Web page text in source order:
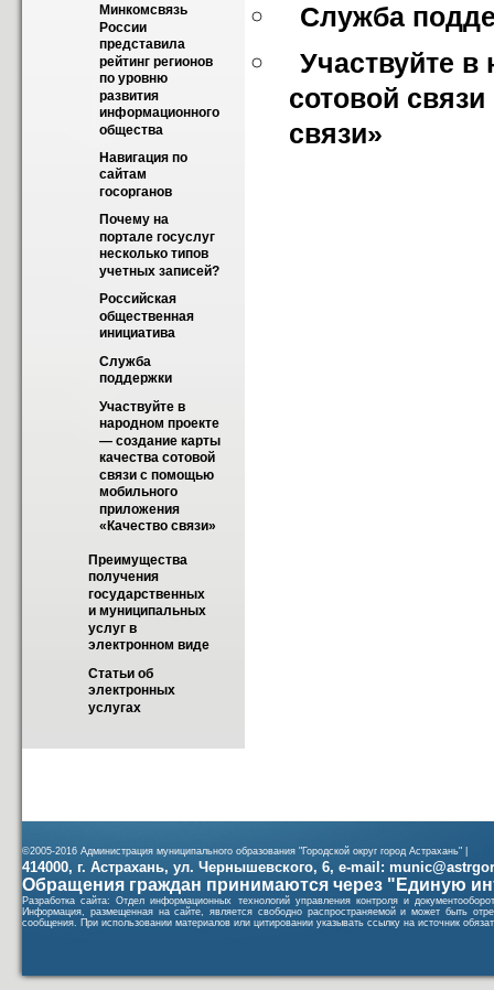
Минкомсвязь
России
представила
рейтинг регионов
по уровню
развития
информационного
общества
Навигация по
сайтам
госорганов
Почему на
портале госуслуг
несколько типов
учетных записей?
Российская
общественная
инициатива
Служба
поддержки
Участвуйте в
народном проекте
— создание карты
качества сотовой
связи с помощью
мобильного
приложения
«Качество связи»
Преимущества
получения
государственных
и муниципальных
услуг в
электронном виде
Статьи об
электронных
услугах
Служба
Участвуйте
сотовой
связи»
©2005-2016 Администрация муниципального образования "Городской округ город Астрахань" |
414000, г. Астрахань, ул. Чернышевского, 6, e-mail:
Обращения граждан принимаются через "Единую
Разработка сайта: Отдел информационных технологий управления контроля и
Информация, размещенная на сайте, является свободно распространяемой и может быть
сообщения. При использовании материалов или цитировании указывать ссылку на источник